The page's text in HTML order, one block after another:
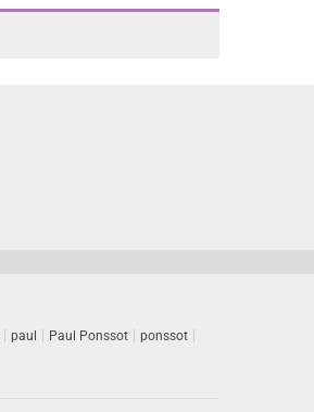
paul Paul Ponssot
ponssot